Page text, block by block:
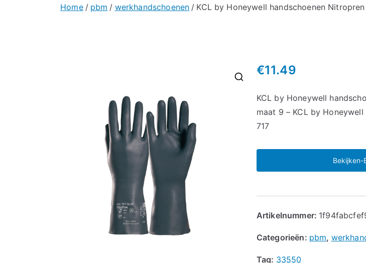
Home pbm werkhandschoenen KCL by Honeywell handschoenen
€11.49
KCL by Honeywell
maat 9 – KCL by
717
Bekijken-
Artikelnummer:
Categorieën: pbm,
Tag: 33550